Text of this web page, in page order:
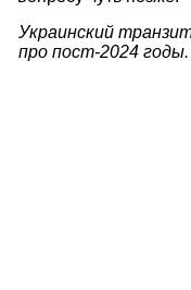
Украинский
про пост-2024